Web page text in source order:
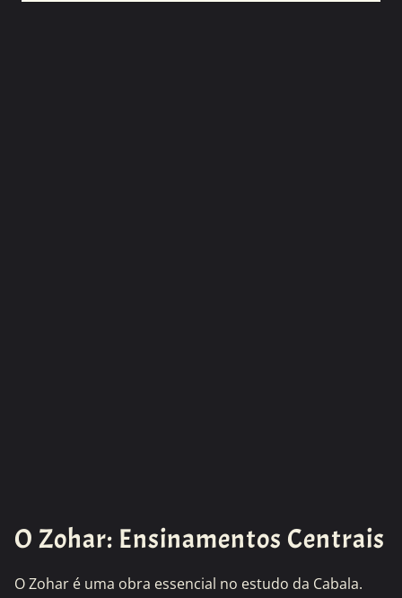
O Zohar: Ensinamentos Centrais
O Zohar é uma obra essencial no estudo da Cabala.